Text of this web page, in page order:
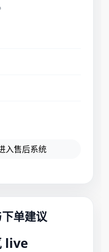
入售后系统
单建议
live